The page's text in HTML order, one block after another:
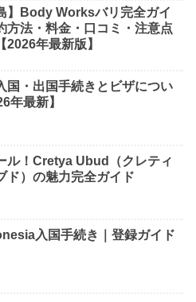
】Body Worksバリ完全ガイ
方法・料金・口コミ・注意点
2026年最新版】
国・出国手続きとビザについ
年最新】
ル！Cretya Ubud（クレティ
ド）の魅力完全ガイド
入国手続き｜登録ガイド